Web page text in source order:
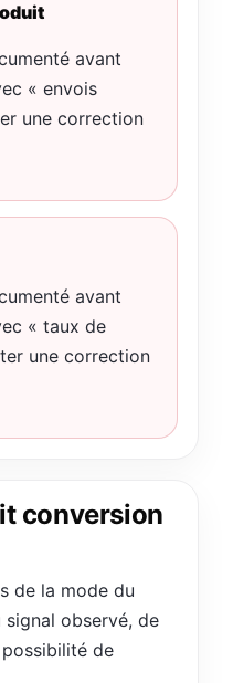
avant
« envois
une correction
avant
« taux de
une correction
conversion
de la mode du
observé, de
de